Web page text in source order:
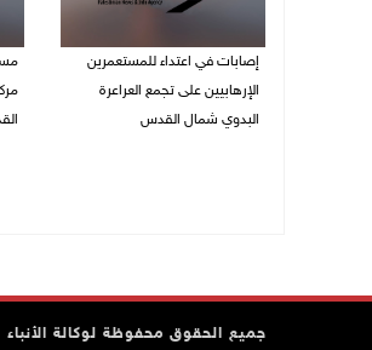
إصابات في اعتداء للمستعمرين
الإرهابيين على تجمع العراعرة
البدوي شمال القدس
جميع الحقوق محفوظة لوكالة الأنباء